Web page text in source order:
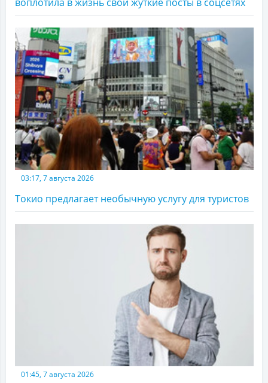
03:17, 7 августа 2026
Токио предлагает необычную услугу для туристов
01:45, 7 августа 2026